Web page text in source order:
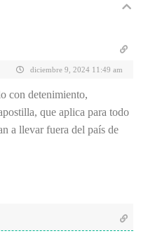
diciembre 9, 2024 11:49 am
con detenimiento,
que aplica para todo
a llevar fuera del país de